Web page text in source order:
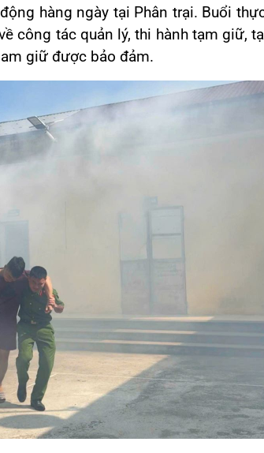
hàng ngày tại Phân trại. Buổi
công tác quản lý, thi hành tạm giữ,
giữ được bảo đảm.